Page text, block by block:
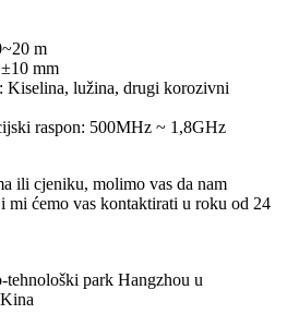
m
mm
Kiselina, lužina, drugi korozivni
raspon: 500MHz ~ 1,8GHz
ili cjeniku, molimo vas da nam
mi ćemo vas kontaktirati u roku od 24
tehnološki park Hangzhou u